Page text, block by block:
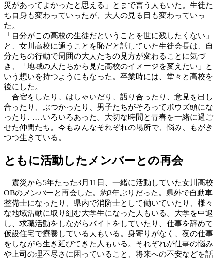
災があってよかったと思える」とまで言う人もいた。生徒た
ち自身も変わっていったが、大人の見る目も変わっていっ
た。
「自分がこの高校の生徒だということを世に残したくない」
と、女川高校に通うことを恥だと話していた生徒会長は、自
分たちの行動で周囲の大人たちの見方が変わることに気づ
き、「地域の人たちから見た高校のイメージを変えたい」と
いう想いを持つようにもなった。卒業時には、堂々と高校を
後にした。
合宿をしたり、はしゃいだり、語り合ったり、意見を出し
合ったり、ぶつかったり、男子たちがそろってボウズ頭にな
ったり……いろいろあった。大切な時間と青春を一緒に過ご
せた仲間たち。今もみんなそれぞれの場所で、悩み、もがき
つつ生きている。
ともに活動したメンバーとの再会
震災から5年たった3月11日、一緒に活動していた女川高校
OBのメンバーと再会した。約2年ぶりだった。県外で自動車
整備士になったり、県内で消防士として働いていたり、様々
な地域活動に取り組む大学生になった人もいる。大学を中退
し、求職活動をしながらバイトをしていたり、仕事を辞めて
仮設住宅で療養している人もいる。身寄りがなく、夜の仕事
をしながら生き延びてきた人もいる。それぞれが仕事の悩み
や上司の理不尽さに困っていること、将来への不安などを話